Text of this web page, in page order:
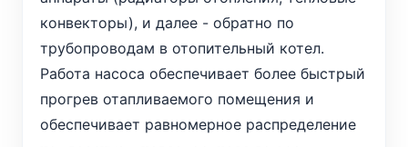
конвекторы), и далее - обратно по
трубопроводам в отопительный котел.
Работа насоса обеспечивает более быстрый
прогрев отапливаемого помещения и
обеспечивает равномерное распределение